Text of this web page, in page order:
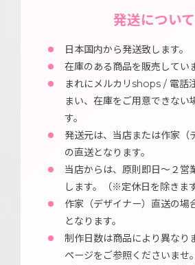
発送について
日本国内から発送致します。
在庫のある商品を販売してい
まれにメルカリshops / 電話
まい、在庫をご用意できない
す。
発送元は、当店または作家（
の直送となります。
当店からは、原則即日～２営
します。（※定休日を除きます
作家（デザイナー）直送の場
となります。
制作日数は商品により異なり
ページをご参照くださいませ。